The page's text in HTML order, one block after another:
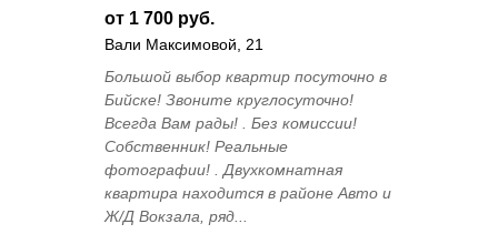
от 1 700 руб.
Вали Максимовой, 21
Большой выбор квартир посуточно в
Бийске! Звоните круглосуточно!
Всегда Вам рады! . Без комиссии!
Собственник! Реальные
фотографии! . Двухкомнатная
квартира находится в районе Авто и
Ж/Д Вокзала, ряд...